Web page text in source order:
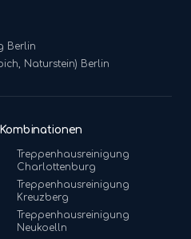
Berlin
Naturstein) Berlin
Treppenhausreinigung
Charlottenburg
Treppenhausreinigung
Kreuzberg
Treppenhausreinigung
Neukoelln